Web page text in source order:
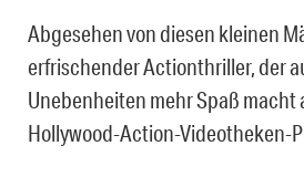
Abgesehen von diesen kleinen
erfrischender Actionthriller, der
Unebenheiten mehr Spaß macht
Hollywood-Action-Videotheken-